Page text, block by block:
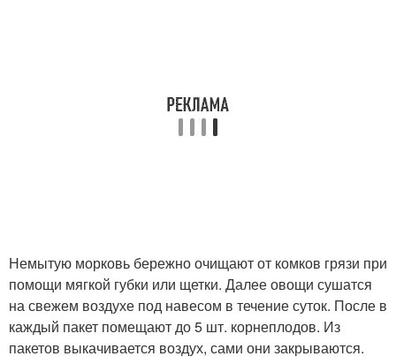
Немытую морковь бережно очищают от комков грязи при
помощи мягкой губки или щетки. Далее овощи сушатся
на свежем воздухе под навесом в течение суток. После в
каждый пакет помещают до 5 шт. корнеплодов. Из
пакетов выкачивается воздух, сами они закрываются.